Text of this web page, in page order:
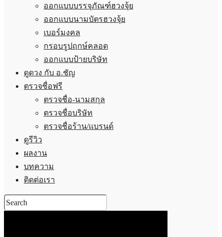
ออกแบบบรรจุภัณฑ์ฮวงจุ้ย
ออกแบบนามบัตรฮวงจุ้ย
เบอร์มงคล
กรอบรูปฤกษ์คลอด
ออกแบบป้ายบริษัท
ดูดวง กับ อ.ชัญ
ตรวจชื่อฟรี
ตรวจชื่อ-นามสกุล
ตรวจชื่อบริษัท
ตรวจชื่อร้าน/แบรนด์
ดูรีวิว
ผลงาน
บทความ
ติดต่อเรา